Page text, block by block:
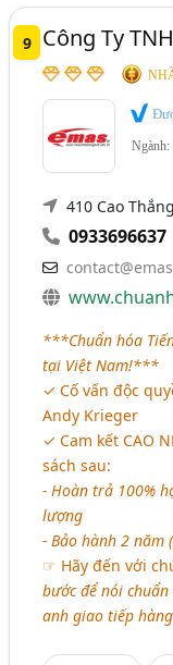
9 Công Ty
Ngành:
410 Cao
0933696637
***Chuẩn hóa
tại Việt Nam!***
✓ Cố vấn độc
Andy Krieger
✓ Cam kết CAO
sách sau:
- Hoàn trả 100%
lượng
- Bảo hành 2 năm
☞ Hãy đến với
bước để nói
anh giao tiếp